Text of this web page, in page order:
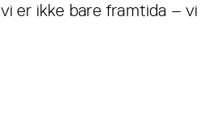
er ikke bare framtida – vi